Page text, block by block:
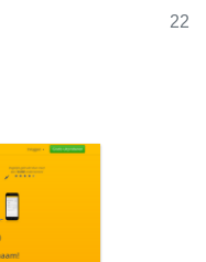
22